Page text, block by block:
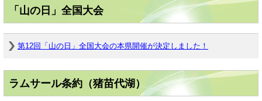
「山の日」全国大会
第12回「山の日」全国大会の本県開催が決定しました！
ラムサール条約（猪苗代湖）